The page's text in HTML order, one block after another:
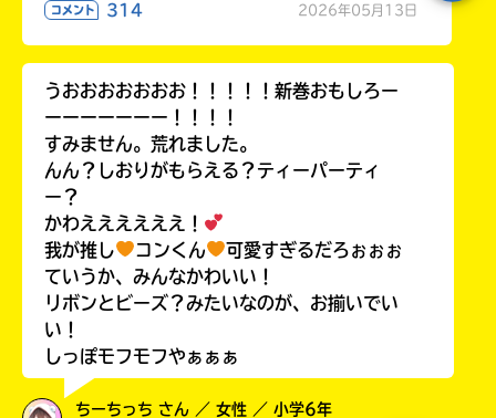
コメント 314 2026年05月13日
うおおおおおおお！！！！！新巻おもしろー
ーーーーーーー！！！！
すみません。荒れました。
んん？しおりがもらえる？ティーパーティ
ー？
かわええええええ！
我が推し
コンくん
可愛すぎるだろぉぉぉ
ていうか、みんなかわいい！
リボンとビーズ？みたいなのが、お揃いでい
い！
しっぽモフモフやぁぁぁ
ちーちっち さん ／ 女性 ／ 小学6年